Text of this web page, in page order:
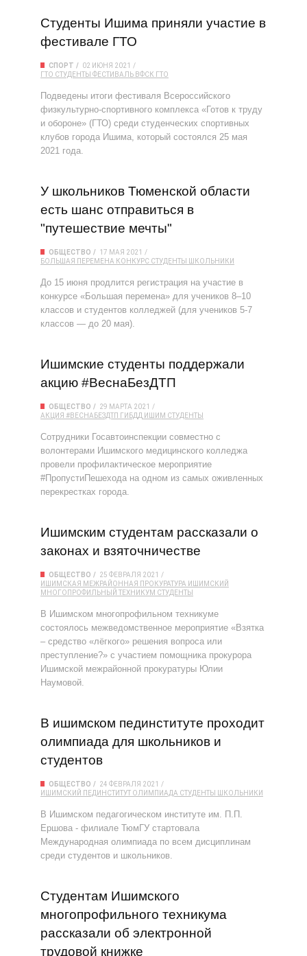
Студенты Ишима приняли участие в
фестивале ГТО
СПОРТ
02 ИЮНЯ 2021
ГТО СТУДЕНТЫ ФЕСТИВАЛЬ ВФСК ГТО
Подведены итоги фестиваля Всероссийского
физкультурно-спортивного комплекса «Готов к труду
и обороне» (ГТО) среди студенческих спортивных
клубов города Ишима, который состоялся 25 мая
2021 года.
У школьников Тюменской области
есть шанс отправиться в
"путешествие мечты"
ОБЩЕСТВО
17 МАЯ 2021
БОЛЬШАЯ ПЕРЕМЕНА КОНКУРС СТУДЕНТЫ ШКОЛЬНИКИ
До 15 июня продлится регистрация на участие в
конкурсе «Большая перемена» для учеников 8–10
классов и студентов колледжей (для учеников 5-7
классов — до 20 мая).
Ишимские студенты поддержали
акцию #ВеснаБезДТП
ОБЩЕСТВО
29 МАРТА 2021
АКЦИЯ #ВЕСНАБЕЗДТП ГИБДД ИШИМ СТУДЕНТЫ
Сотрудники Госавтоинспекции совместно с
волонтерами Ишимского медицинского колледжа
провели профилактическое мероприятие
#ПропустиПешехода на одном из самых оживленных
перекрестках города.
Ишимским студентам рассказали о
законах и взяточничестве
ОБЩЕСТВО
25 ФЕВРАЛЯ 2021
ИШИМСКАЯ МЕЖРАЙОННАЯ ПРОКУРАТУРА ИШИМСКИЙ
МНОГОПРОФИЛЬНЫЙ ТЕХНИКУМ СТУДЕНТЫ
В Ишимском многопрофильном техникуме
состоялось межведомственное мероприятие «Взятка
– средство «лёгкого» решения вопроса или
преступление?» с участием помощника прокурора
Ишимской межрайонной прокуратуры Юлии
Наумовой.
В ишимском пединституте проходит
олимпиада для школьников и
студентов
ОБЩЕСТВО
24 ФЕВРАЛЯ 2021
ИШИМСКИЙ ПЕДИНСТИТУТ ОЛИМПИАДА СТУДЕНТЫ ШКОЛЬНИКИ
В Ишимском педагогическом институте им. П.П.
Ершова - филиале ТюмГУ стартовала
Международная олимпиада по всем дисциплинам
среди студентов и школьников.
Студентам Ишимского
многопрофильного техникума
рассказали об электронной
трудовой книжке